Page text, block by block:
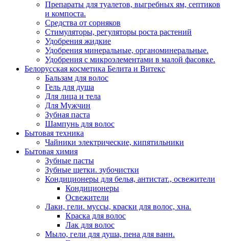
Препараты для туалетов, выгребных ям, септиков
и компоста.
Средства от сорняков
Стимуляторы, регуляторы роста растений
Удобрения жидкие
Удобрения минеральные, органоминеральные.
Удобрения с микроэлементами в малой фасовке.
Белорусская косметика Белита и Витекс
Бальзам для волос
Гель для душа
Для лица и тела
Для Мужчин
Зубная паста
Шампунь для волос
Бытовая техника
Чайники электрические, кипятильники
Бытовая химия
Зубные пасты
Зубные щетки. зубочистки
Кондиционеры для белья, антистат., освежители
Кондиционеры
Освежители
Лаки, гели. муссы, краски для волос, хна.
Краска для волос
Лак для волос
Мыло, гели для душа, пена для ванн.